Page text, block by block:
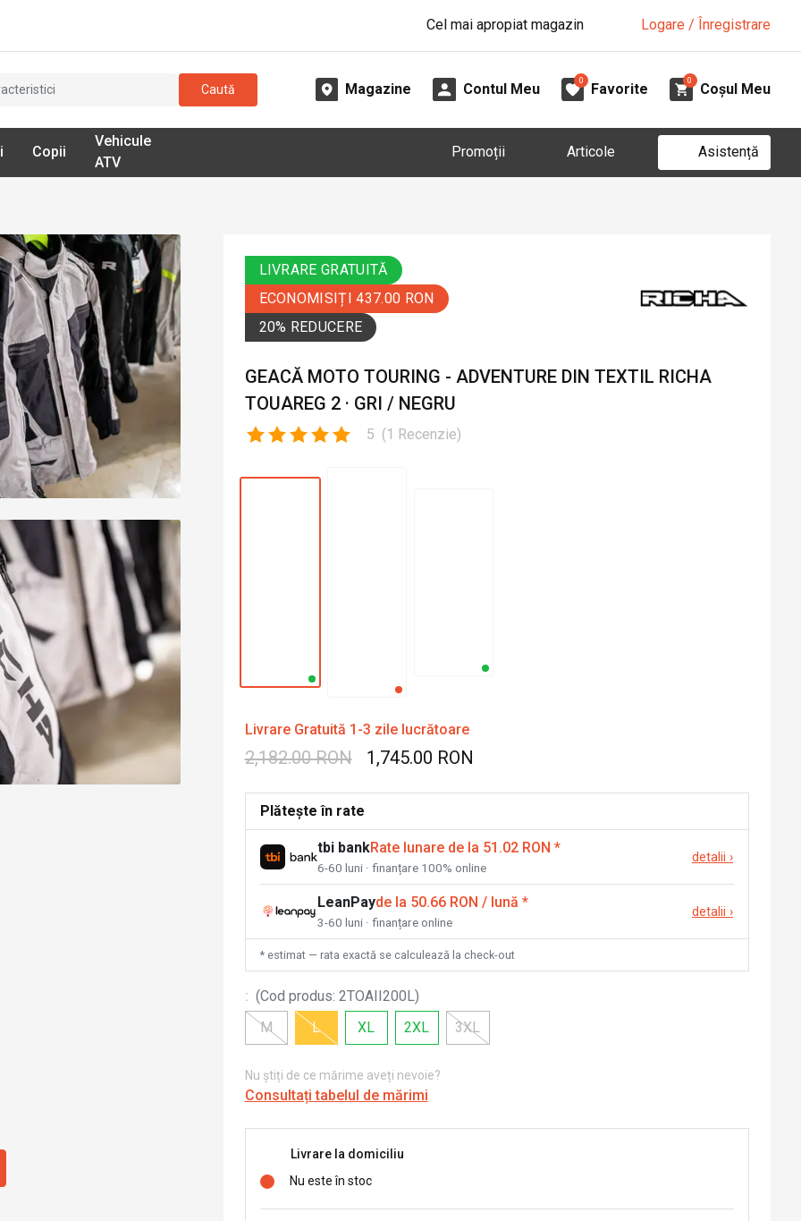
Cel mai apropiat magazin Logare / Înregistrare
Caută Magazine Contul Meu
0
Favorite
0
Coșul Meu
Copii
Vehicule
ATV
Promoții Articole Asistență
LIVRARE GRATUITĂ
ECONOMISIȚI 437.00 RON
20% REDUCERE
GEACĂ MOTO TOURING - ADVENTURE DIN TEXTIL RICHA
TOUAREG 2 · GRI / NEGRU
5 (1 Recenzie)
Livrare Gratuită 1-3 zile lucrătoare
2,182.00 RON 1,745.00 RON
Plătește în rate
tbi bankRate lunare de la 51.02 RON *
6-60 luni · finanțare 100% online
detalii ›
LeanPayde la 50.66 RON / lună *
3-60 luni · finanțare online
detalii ›
* estimat — rata exactă se calculează la check-out
: (Cod produs: 2TOAII200L)
M
L XL 2XL 3XL
Nu știți de ce mărime aveți nevoie?
Consultați tabelul de mărimi
Livrare la domiciliu
Nu este în stoc